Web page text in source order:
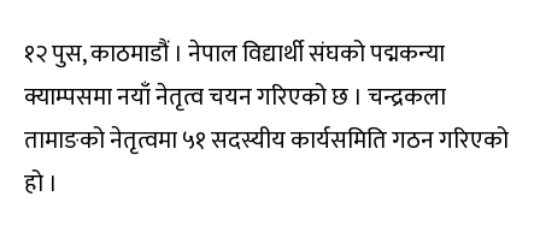
१२ पुस, काठमाडौं । नेपाल विद्यार्थी संघको पद्मकन्या
क्याम्पसमा नयाँ नेतृत्व चयन गरिएको छ । चन्द्रकला
तामाङको नेतृत्वमा ५१ सदस्यीय कार्यसमिति गठन गरिएको
हो ।